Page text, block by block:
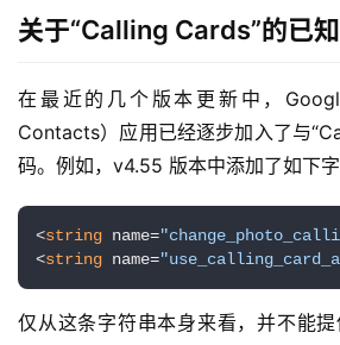
关于“Calling Cards”的已
在最近的几个版本更新中，
Contacts）应用已经逐步加入了与
码。例如，v4.55 版本中添加了如下字
<string name=
<string name=
仅从这条字符串本身来看，并不能